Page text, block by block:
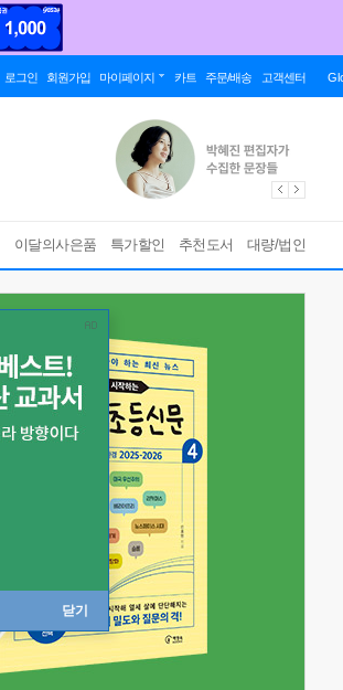
로그인 회원가입 마이페이지 카트 주문/배송 고객센터
이달의사은품 특가할인 추천도서 대량/법인
닫기